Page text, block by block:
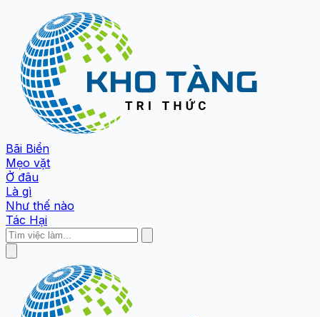
Bãi Biển
Mẹo vặt
Ở đâu
Là gì
Như thế nào
Tác Hại